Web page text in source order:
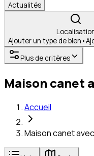
Actualités
Ajouter un type de bien •
Plus de critères
Maison canet
Accueil
Maison canet